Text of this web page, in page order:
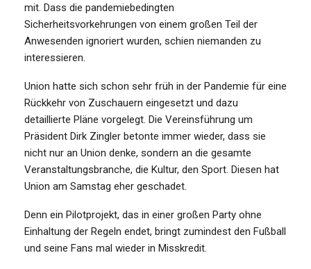
mit. Dass die pandemiebedingten
Sicherheitsvorkehrungen von einem großen Teil der
Anwesenden ignoriert wurden, schien niemanden zu
interessieren.
Union hatte sich schon sehr früh in der Pandemie für eine
Rückkehr von Zuschauern eingesetzt und dazu
detaillierte Pläne vorgelegt. Die Vereinsführung um
Präsident Dirk Zingler betonte immer wieder, dass sie
nicht nur an Union denke, sondern an die gesamte
Veranstaltungsbranche, die Kultur, den Sport. Diesen hat
Union am Samstag eher geschadet.
Denn ein Pilotprojekt, das in einer großen Party ohne
Einhaltung der Regeln endet, bringt zumindest den Fußball
und seine Fans mal wieder in Misskredit.